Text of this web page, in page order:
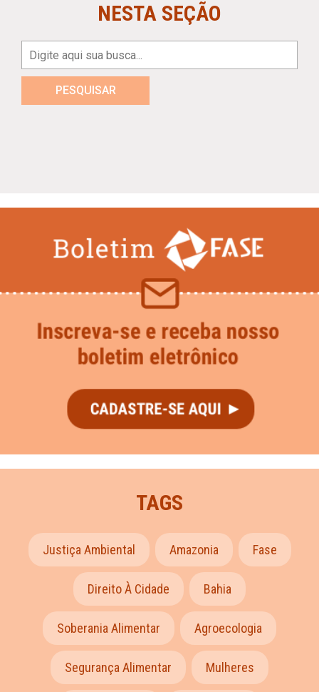
NESTA SEÇÃO
PESQUISAR
TAGS
Justiça Ambiental Amazonia Fase
Direito À Cidade Bahia
Soberania Alimentar Agroecologia
Segurança Alimentar Mulheres